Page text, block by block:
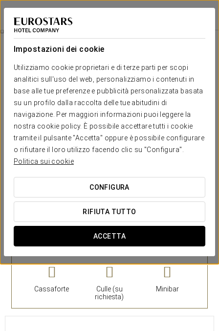
Impostazioni dei cookie
Utilizziamo cookie proprietari e di terze parti per scopi
analitici sull'uso del web, personalizziamo i contenuti in
base alle tue preferenze e pubblicità personalizzata basata
su un profilo dalla raccolta delle tue abitudini di
navigazione. Per maggiori informazioni puoi leggere la
nostra cookie policy. È possibile accettare tutti i cookie
tramite il pulsante "Accetta" oppure è possibile configurare
o rifiutare il loro utilizzo facendo clic su "Configura".
Politica sui cookie
CONFIGURA
RIFIUTA TUTTO
ACCETTA
Eurostars Lucentum
ALICANTE
Camere
Camere
Il comfort e il riposo di cui hai
bisogno
L'hotel Eurostars Lucentum dispone di un totale di 169 camere,
delle quali 62 con letto grande, 9 comunicanti, 3 adattate per
disabili, 9 junior suite e una suite presidenziale. Tutte le camere
sono ampiamente equipaggiate e dispongono di servizi quali
connessione Wi-Fi gratuita, televisione, cassaforte e bagno
completo, con vasca da bagno, per il massimo comfort del
Tutte le nostre strutture sono spazi liberi dal fumo, per questo
motivo, è vietato fumare in tutte le nostre camere.
Cassaforte
Culle (su
richiesta)
Minibar